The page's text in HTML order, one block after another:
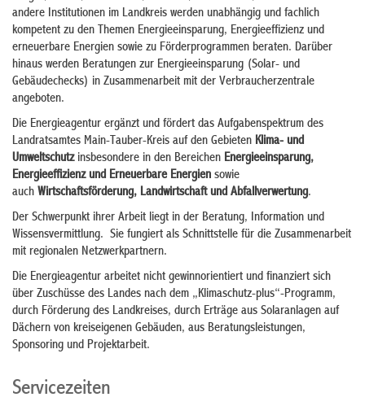
andere Institutionen im Landkreis werden unabhängig und fachlich
kompetent zu den Themen Energieeinsparung, Energieeffizienz und
erneuerbare Energien sowie zu Förderprogrammen beraten. Darüber
hinaus werden Beratungen zur Energieeinsparung (Solar- und
Gebäudechecks) in Zusammenarbeit mit der Verbraucherzentrale
angeboten.
Die Energieagentur ergänzt und fördert das Aufgabenspektrum des
Landratsamtes Main-Tauber-Kreis auf den Gebieten Klima- und
Umweltschutzinsbesondere in den Bereichen Energieeinsparung,
Energieeffizienz und Erneuerbare Energien sowie
auch Wirtschaftsförderung, Landwirtschaft und Abfallverwertung.
Der Schwerpunkt ihrer Arbeit liegt in der Beratung, Information und
Wissensvermittlung. Sie fungiert als Schnittstelle für die Zusammenarbeit
mit regionalen Netzwerkpartnern.
Die Energieagentur arbeitet nicht gewinnorientiert und finanziert sich
über Zuschüsse des Landes nach dem „Klimaschutz-plus“-Programm,
durch Förderung des Landkreises, durch Erträge aus Solaranlagen auf
Dächern von kreiseigenen Gebäuden, aus Beratungsleistungen,
Sponsoring und Projektarbeit.
Servicezeiten